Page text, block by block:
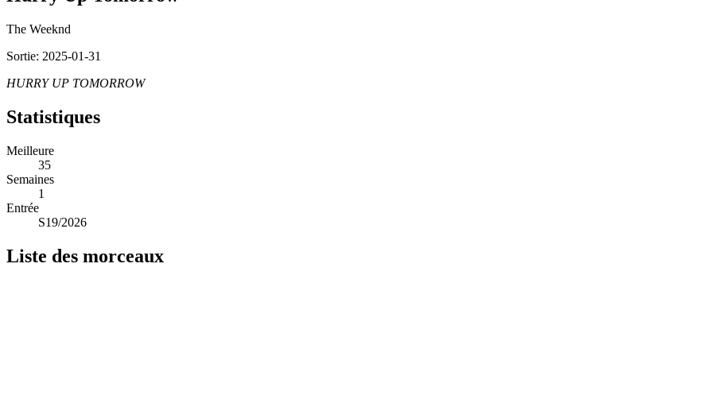
The Weeknd
Sortie: 2025-01-31
HURRY UP TOMORROW
Statistiques
Meilleure
35
Semaines
1
Entrée
S19/2026
Liste des morceaux